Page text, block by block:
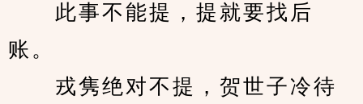
此事不能提，提就要找后
账。
戎隽绝对不提，贺世子冷待